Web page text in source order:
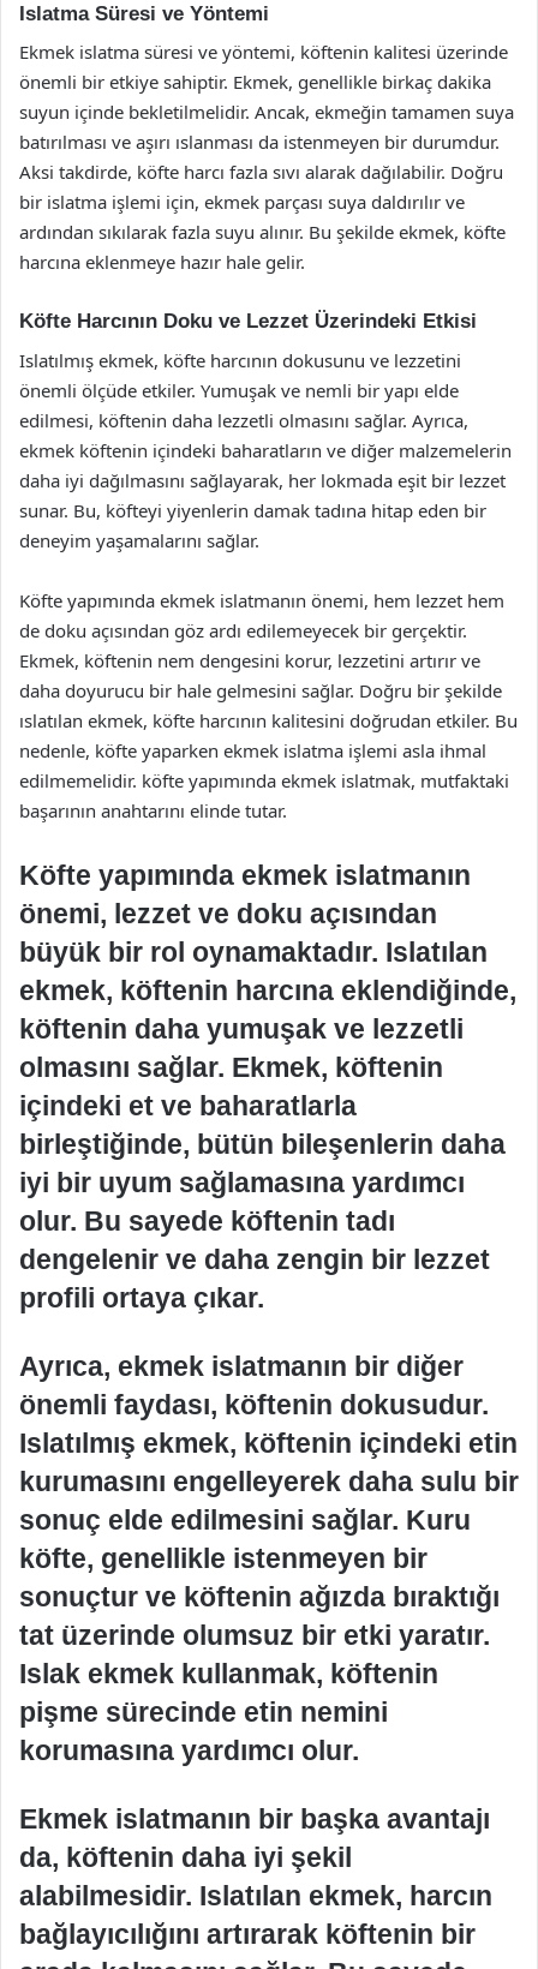
Islatma Süresi ve Yöntemi
Ekmek islatma süresi ve yöntemi, köftenin kalitesi üzerinde
önemli bir etkiye sahiptir. Ekmek, genellikle birkaç dakika
suyun içinde bekletilmelidir. Ancak, ekmeğin tamamen suya
batırılması ve aşırı ıslanması da istenmeyen bir durumdur.
Aksi takdirde, köfte harcı fazla sıvı alarak dağılabilir. Doğru
bir islatma işlemi için, ekmek parçası suya daldırılır ve
ardından sıkılarak fazla suyu alınır. Bu şekilde ekmek, köfte
harcına eklenmeye hazır hale gelir.
Köfte Harcının Doku ve Lezzet Üzerindeki Etkisi
Islatılmış ekmek, köfte harcının dokusunu ve lezzetini
önemli ölçüde etkiler. Yumuşak ve nemli bir yapı elde
edilmesi, köftenin daha lezzetli olmasını sağlar. Ayrıca,
ekmek köftenin içindeki baharatların ve diğer malzemelerin
daha iyi dağılmasını sağlayarak, her lokmada eşit bir lezzet
sunar. Bu, köfteyi yiyenlerin damak tadına hitap eden bir
deneyim yaşamalarını sağlar.
Köfte yapımında ekmek islatmanın önemi, hem lezzet hem
de doku açısından göz ardı edilemeyecek bir gerçektir.
Ekmek, köftenin nem dengesini korur, lezzetini artırır ve
daha doyurucu bir hale gelmesini sağlar. Doğru bir şekilde
ıslatılan ekmek, köfte harcının kalitesini doğrudan etkiler. Bu
nedenle, köfte yaparken ekmek islatma işlemi asla ihmal
edilmemelidir. köfte yapımında ekmek islatmak, mutfaktaki
başarının anahtarını elinde tutar.
Köfte yapımında ekmek islatmanın
önemi, lezzet ve doku açısından
büyük bir rol oynamaktadır. Islatılan
ekmek, köftenin harcına eklendiğinde,
köftenin daha yumuşak ve lezzetli
olmasını sağlar. Ekmek, köftenin
içindeki et ve baharatlarla
birleştiğinde, bütün bileşenlerin daha
iyi bir uyum sağlamasına yardımcı
olur. Bu sayede köftenin tadı
dengelenir ve daha zengin bir lezzet
profili ortaya çıkar.
Ayrıca, ekmek islatmanın bir diğer
önemli faydası, köftenin dokusudur.
Islatılmış ekmek, köftenin içindeki etin
kurumasını engelleyerek daha sulu bir
sonuç elde edilmesini sağlar. Kuru
köfte, genellikle istenmeyen bir
sonuçtur ve köftenin ağızda bıraktığı
tat üzerinde olumsuz bir etki yaratır.
Islak ekmek kullanmak, köftenin
pişme sürecinde etin nemini
korumasına yardımcı olur.
Ekmek islatmanın bir başka avantajı
da, köftenin daha iyi şekil
alabilmesidir. Islatılan ekmek, harcın
bağlayıcılığını artırarak köftenin bir